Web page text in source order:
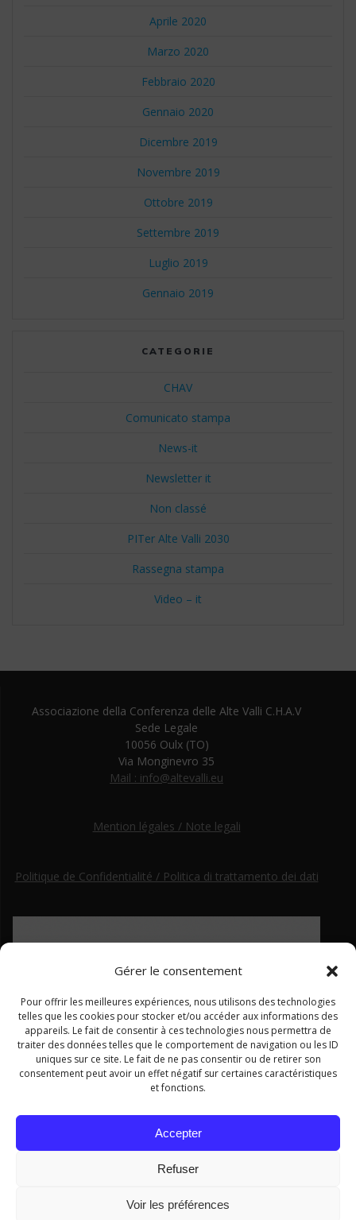
Gérer le consentement
Pour offrir les meilleures expériences, nous utilisons des technologies
telles que les cookies pour stocker et/ou accéder aux informations des
appareils. Le fait de consentir à ces technologies nous permettra de
traiter des données telles que le comportement de navigation ou les ID
uniques sur ce site. Le fait de ne pas consentir ou de retirer son
consentement peut avoir un effet négatif sur certaines caractéristiques
et fonctions.
Accepter
Refuser
Voir les préférences
Aprile 2020
Marzo 2020
Febbraio 2020
Gennaio 2020
Dicembre 2019
Novembre 2019
Ottobre 2019
Settembre 2019
Luglio 2019
Gennaio 2019
CATEGORIE
CHAV
Comunicato stampa
News-it
Newsletter it
Non classé
PITer Alte Valli 2030
Rassegna stampa
Video – it
Associazione della Conferenza delle Alte Valli C.H.A.V
Sede Legale
10056 Oulx (TO)
Via Monginevro 35
Mail : info@altevalli.eu
Mention légales / Note legali
Politique de Confidentialité / Politica di trattamento dei dati
2014–2020
© 2026 . Realizzato con WordPress e con il tema